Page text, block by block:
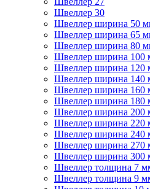
Швеллер 30
Швеллер ширина 50
Швеллер ширина 65
Швеллер ширина 80
Швеллер ширина 100
Швеллер ширина 120
Швеллер ширина 140
Швеллер ширина 160
Швеллер ширина 180
Швеллер ширина 200
Швеллер ширина 220
Швеллер ширина 240
Швеллер ширина 270
Швеллер ширина 300
Швеллер толщина 7
Швеллер толщина 9